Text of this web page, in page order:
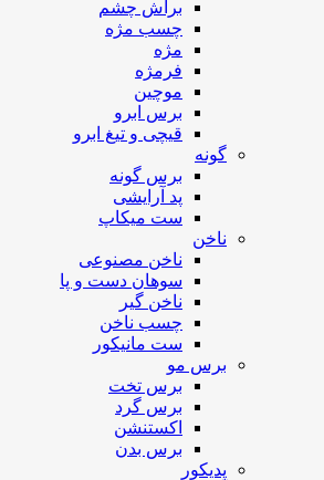
براش چشم
چسب مژه
مژه
فرمژه
موچین
برس ابرو
قیچی و تیغ ابرو
گونه
برس گونه
پد آرایشی
ست میکاپ
ناخن
ناخن مصنوعی
سوهان دست و پا
ناخن گیر
چسب ناخن
ست مانیکور
برس مو
برس تخت
برس گرد
اکستنشن
برس بدن
پدیکور